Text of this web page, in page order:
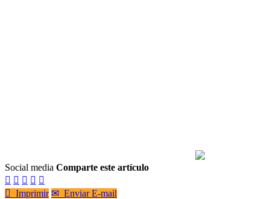
Social media Comparte este artículo
    
 Imprimir ✉ Enviar E-mail